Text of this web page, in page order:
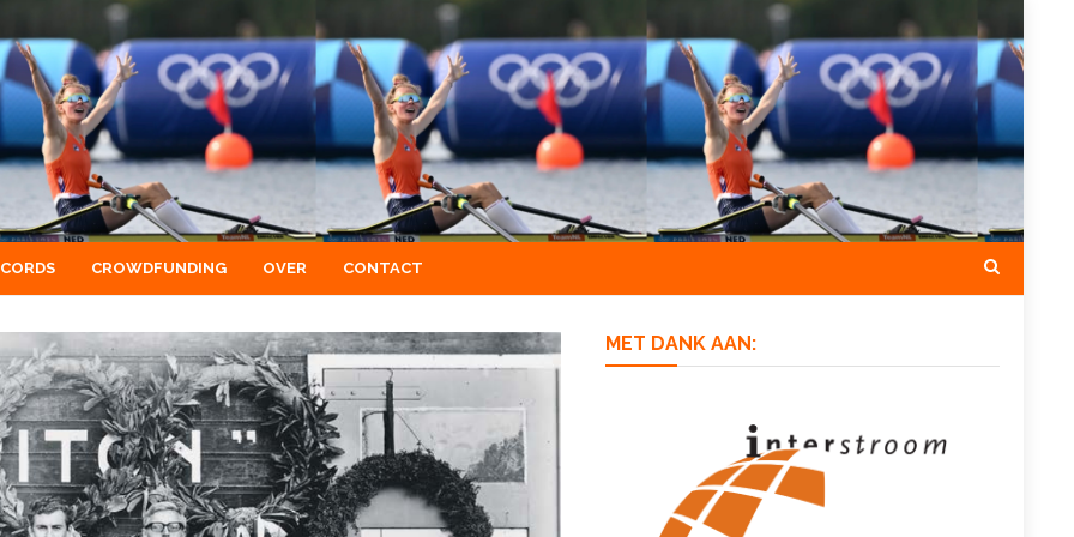
CROWDFUNDING OVER CONTACT
MET DANK AAN: